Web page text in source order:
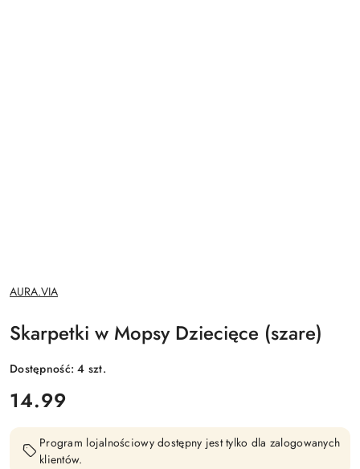
NAZWA
PRODUCENTA:
AURA.VIA
Skarpetki w Mopsy Dziecięce (szare)
Dostępność:4 szt.
cena:
14.99
Program lojalnościowy dostępny jest tylko dla zalogowanych
klientów.